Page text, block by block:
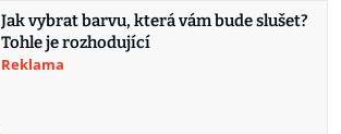
Jak vybrat barvu, která vám bude slušet?
Tohle je rozhodující
Reklama